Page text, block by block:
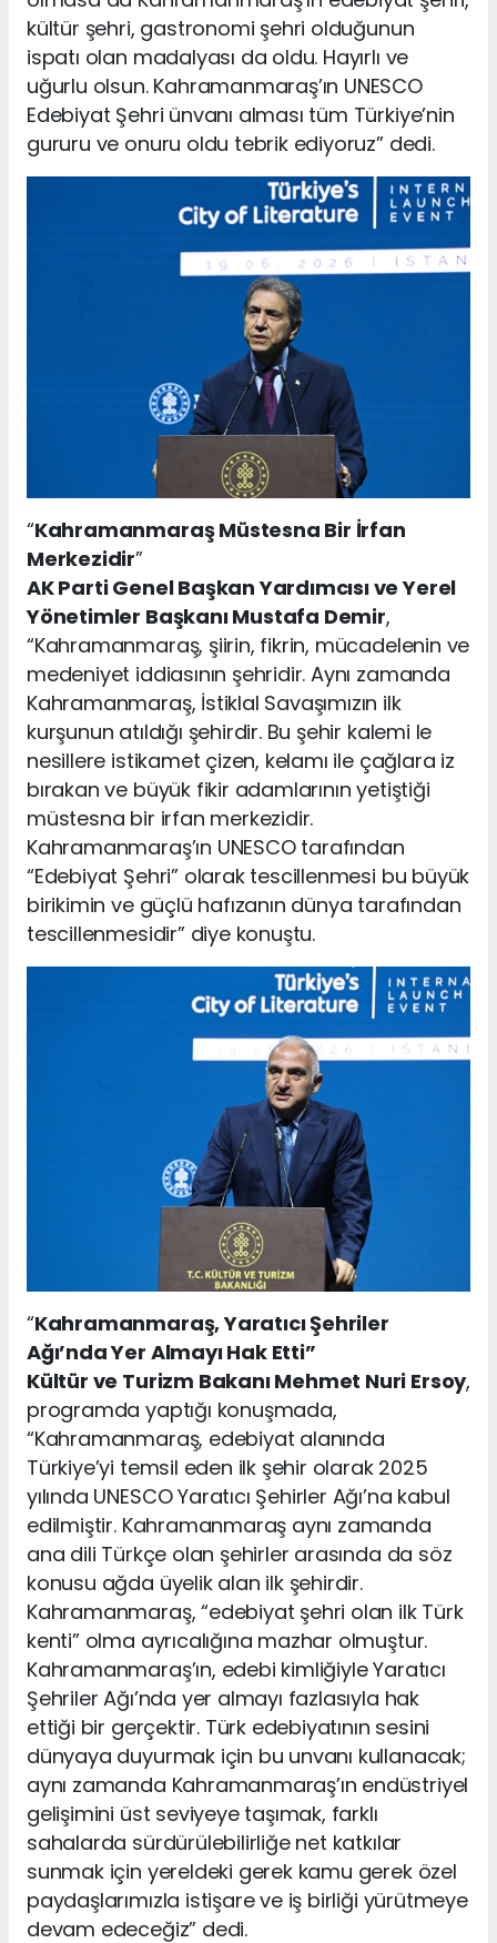
kültür şehri, gastronomi şehri olduğunun
ispatı olan madalyası da oldu. Hayırlı ve
uğurlu olsun. Kahramanmaraş’ın UNESCO
Edebiyat Şehri ünvanı alması tüm Türkiye’nin
gururu ve onuru oldu tebrik ediyoruz” dedi.
“Kahramanmaraş Müstesna Bir İrfan
Merkezidir”
AK Parti Genel Başkan Yardımcısı ve Yerel
Yönetimler Başkanı Mustafa Demir,
“Kahramanmaraş, şiirin, fikrin, mücadelenin ve
medeniyet iddiasının şehridir. Aynı zamanda
Kahramanmaraş, İstiklal Savaşımızın ilk
kurşunun atıldığı şehirdir. Bu şehir kalemi le
nesillere istikamet çizen, kelamı ile çağlara iz
bırakan ve büyük fikir adamlarının yetiştiği
müstesna bir irfan merkezidir.
Kahramanmaraş’ın UNESCO tarafından
“Edebiyat Şehri” olarak tescillenmesi bu büyük
birikimin ve güçlü hafızanın dünya tarafından
tescillenmesidir” diye konuştu.
“Kahramanmaraş, Yaratıcı Şehriler
Ağı’nda Yer Almayı Hak Etti”
Kültür ve Turizm Bakanı Mehmet Nuri Ersoy,
programda yaptığı konuşmada,
“Kahramanmaraş, edebiyat alanında
Türkiye’yi temsil eden ilk şehir olarak 2025
yılında UNESCO Yaratıcı Şehirler Ağı’na kabul
edilmiştir. Kahramanmaraş aynı zamanda
ana dili Türkçe olan şehirler arasında da söz
konusu ağda üyelik alan ilk şehirdir.
Kahramanmaraş, “edebiyat şehri olan ilk Türk
kenti” olma ayrıcalığına mazhar olmuştur.
Kahramanmaraş’ın, edebi kimliğiyle Yaratıcı
Şehriler Ağı’nda yer almayı fazlasıyla hak
ettiği bir gerçektir. Türk edebiyatının sesini
dünyaya duyurmak için bu unvanı kullanacak;
aynı zamanda Kahramanmaraş’ın endüstriyel
gelişimini üst seviyeye taşımak, farklı
sahalarda sürdürülebilirliğe net katkılar
sunmak için yereldeki gerek kamu gerek özel
paydaşlarımızla istişare ve iş birliği yürütmeye
devam edeceğiz” dedi.